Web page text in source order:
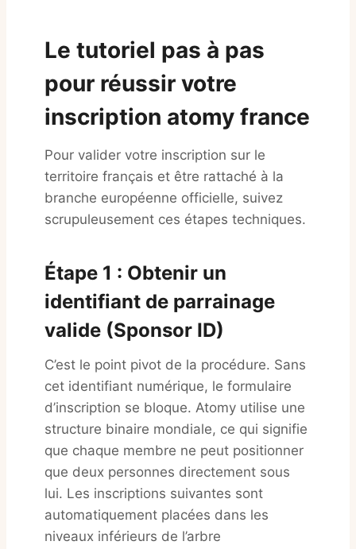
Le tutoriel pas à pas
pour réussir votre
inscription atomy france
Pour valider votre inscription sur le
territoire français et être rattaché à la
branche européenne officielle, suivez
scrupuleusement ces étapes techniques.
Étape 1 : Obtenir un
identifiant de parrainage
valide (Sponsor ID)
C’est le point pivot de la procédure. Sans
cet identifiant numérique, le formulaire
d’inscription se bloque. Atomy utilise une
structure binaire mondiale, ce qui signifie
que chaque membre ne peut positionner
que deux personnes directement sous
lui. Les inscriptions suivantes sont
automatiquement placées dans les
niveaux inférieurs de l’arbre